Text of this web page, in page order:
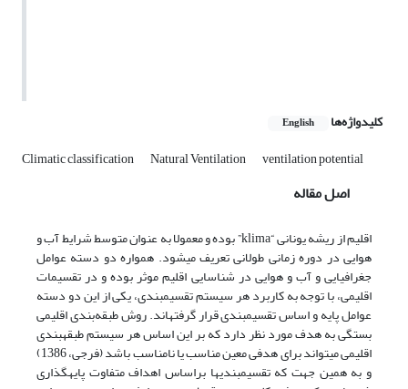
کلیدواژه‌ها English
Climatic classification Natural Ventilation ventilation potential
اصل مقاله
اقلیم از ریشه یونانی “klima” بوده و معمولا به عنوان متوسط شرایط آب و
هوایی در دوره­ زمانی طولانی تعریف می­شود. همواره دو دسته عوامل
جغرافیایی و آب و هوایی در شناسایی اقلیم موثر بوده و در تقسیمات
اقلیمی، با توجه به کاربرد هر سیستم تقسیم­بندی، یکی از این دو دسته
عوامل پایه و اساس تقسیم­بندی قرار گرفته­اند. روش طبقه‌‍‌بندی اقلیمی
بستگی به هدف مورد نظر دارد که بر این اساس هر سیستم طبقه­بندی
اقلیمی می­تواند برای هدفی معین مناسب یا نامناسب باشد (فرجی، 1386)
و به همین جهت که تقسیم­بندی­ها براساس اهداف متفاوت پایه­گذاری